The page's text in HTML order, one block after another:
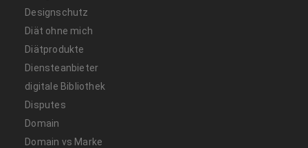
Designschutz
Diät ohne mich
Diätprodukte
Diensteanbieter
digitale Bibliothek
Disputes
Domain
Domain vs Marke